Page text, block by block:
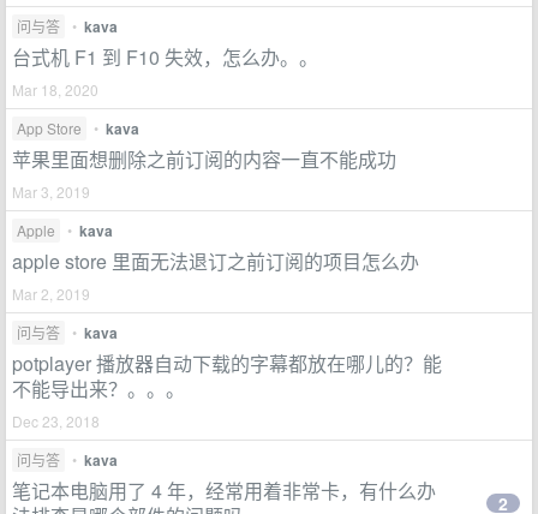
问与答 • kava
台式机 F1 到 F10 失效，怎么办。。
Mar 18, 2020
App Store
• kava
苹果里面想删除之前订阅的内容一直不能成功
Mar 3, 2019
Apple
• kava
apple store 里面无法退订之前订阅的项目怎么办
Mar 2, 2019
问与答
• kava
potplayer 播放器自动下载的字幕都放在哪儿的？能
不能导出来？。。。
Dec 23, 2018
问与答
• kava
笔记本电脑用了 4 年，经常用着非常卡，有什么办
2